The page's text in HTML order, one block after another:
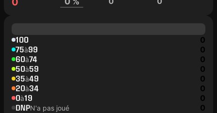
100 0
75à99 0
60à74 0
50à59 0
35à49 0
20à34 0
0à19 0
DNPN'a pas joué 0